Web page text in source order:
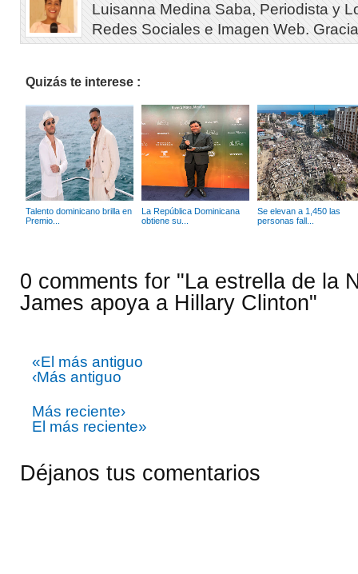
Luisanna Medina Saba, Periodista y
Redes Sociales e Imagen Web.
Quizás te interese :
Talento dominicano brilla en
Premio...
La República Dominicana
obtiene su...
Se elevan a 1,450 las
personas fall...
0 comments for "La estrella de la
James apoya a Hillary Clinton"
«El más antiguo
‹Más antiguo
Más reciente›
El más reciente»
Déjanos tus comentarios